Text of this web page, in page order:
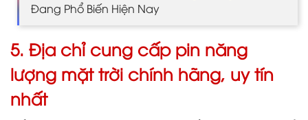
Đang Phổ Biến Hiện Nay
5. Địa chỉ cung cấp pin năng
lượng mặt trời chính hãng, uy tín
nhất